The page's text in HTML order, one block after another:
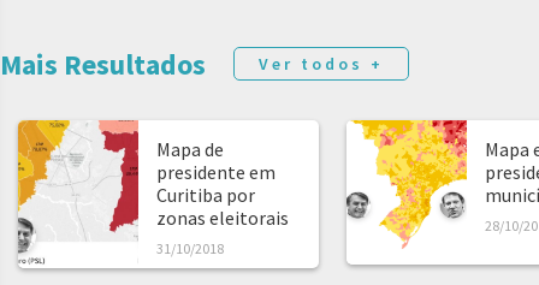
Mais Resultados Ver todos +
Mapa de
presidente em
Curitiba por
zonas eleitorais
31/10/2018
Mapa
28/10/